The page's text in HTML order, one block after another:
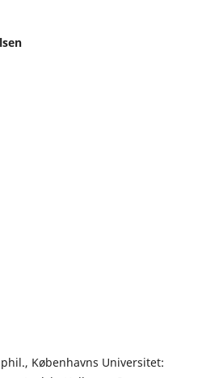
Københavns Universitet: